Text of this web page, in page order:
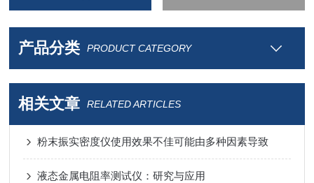
产品分类 PRODUCT CATEGORY
相关文章 RELATED ARTICLES
粉末振实密度仪使用效果不佳可能由多种因素导致
液态金属电阻率测试仪：研究与应用